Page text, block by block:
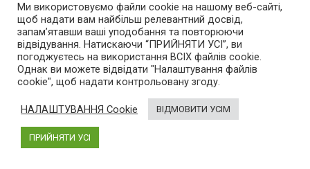
Від 115 430 євро: Mercedes-Benz показав
“молодший” суперкар на електротязі
Ми використовуємо файли cookie на нашому веб-сайті,
щоб надати вам найбільш релевантний досвід,
запам’ятавши ваші уподобання та повторюючи
відвідування. Натискаючи “ПРИЙНЯТИ УСІ”, ви
погоджуєтесь на використання ВСІХ файлів cookie.
Однак ви можете відвідати "Налаштування файлів
cookie", щоб надати контрольовану згоду.
НАЛАШТУВАННЯ Cookie ВІДМОВИТИ УСІМ
ПРИЙНЯТИ УСІ